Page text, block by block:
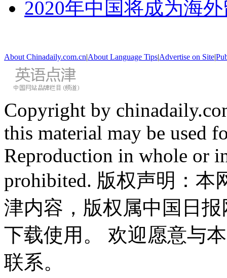
2020年中国将成为海
About Chinadaily.com.cn|About Language Tips|Advertise on Site|
Copyright by
this material may be used
Reproduction in whole or
prohibited. 版权声明：
津内容，版权属中国日
下载使用。 欢迎愿意与
联系。